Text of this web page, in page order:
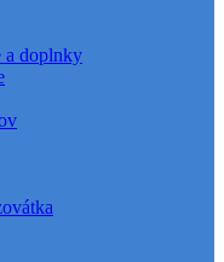
a doplnky